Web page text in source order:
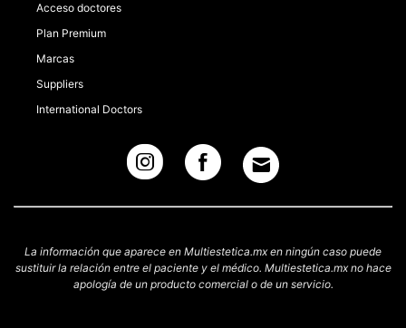
Acceso doctores
Plan Premium
Marcas
Suppliers
International Doctors
La información que aparece en Multiestetica.mx en ningún caso puede
sustituir la relación entre el paciente y el médico. Multiestetica.mx no hace
apología de un producto comercial o de un servicio.